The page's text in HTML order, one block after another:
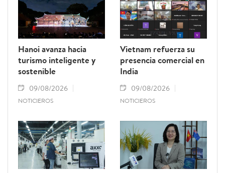
Hanoi avanza hacia
turismo inteligente y
sostenible
09/08/2026
NOTICIEROS
Vietnam refuerza su
presencia comercial en
India
09/08/2026
NOTICIEROS